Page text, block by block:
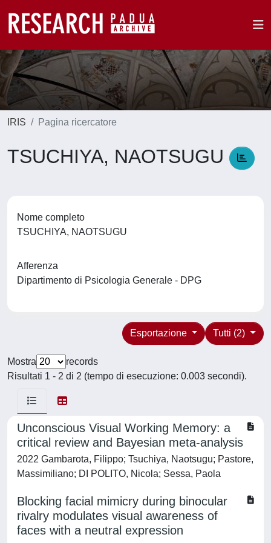
IRIS Pagina ricercatore
TSUCHIYA, NAOTSUGU
Nome completo
TSUCHIYA, NAOTSUGU
Afferenza
Dipartimento di Psicologia Generale - DPG
Tutti (2)
Esportazione
Mostra
records
Risultati 1 - 2 di 2 (tempo di esecuzione: 0.003 secondi).
Unconscious Visual Working Memory: a
critical review and Bayesian meta-analysis
2022 Gambarota, Filippo; Tsuchiya, Naotsugu; Pastore,
Massimiliano; DI POLITO, Nicola; Sessa, Paola
Blocking facial mimicry during binocular
rivalry modulates visual awareness of
faces with a neutral expression